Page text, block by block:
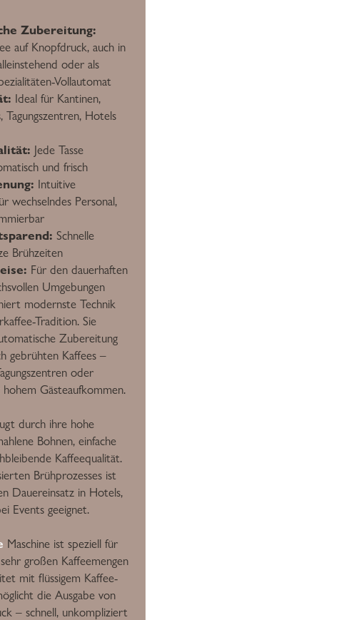
Zubereitung:
auf Knopfdruck, auch in
oder als
Vollautomat
Ideal für Kantinen,
Tagungszentren, Hotels
Jede Tasse
und frisch
Intuitive
wechselndes Personal,
Schnelle
Brühzeiten
Für den dauerhaften
Umgebungen
modernste Technik
Tradition. Sie
Zubereitung
gebrühten Kaffees –
oder
Gästeaufkommen.
durch ihre hohe
Bohnen, einfache
Kaffeequalität.
Brühprozesses ist
Dauereinsatz in Hotels,
Events geeignet.
Maschine ist speziell für
großen Kaffeemengen
mit flüssigem Kaffee-
die Ausgabe von
– schnell, unkompliziert